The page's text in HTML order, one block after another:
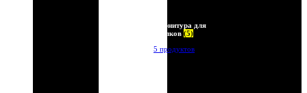
Фурнитура для
брелков (5)
5 продуктов